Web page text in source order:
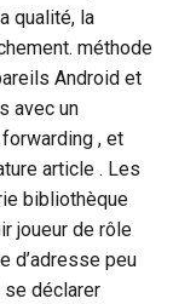
qualité, la
méthode
Android et
avec un
, et
article . Les
bibliothèque
joueur de rôle
d’adresse peu
déclarer